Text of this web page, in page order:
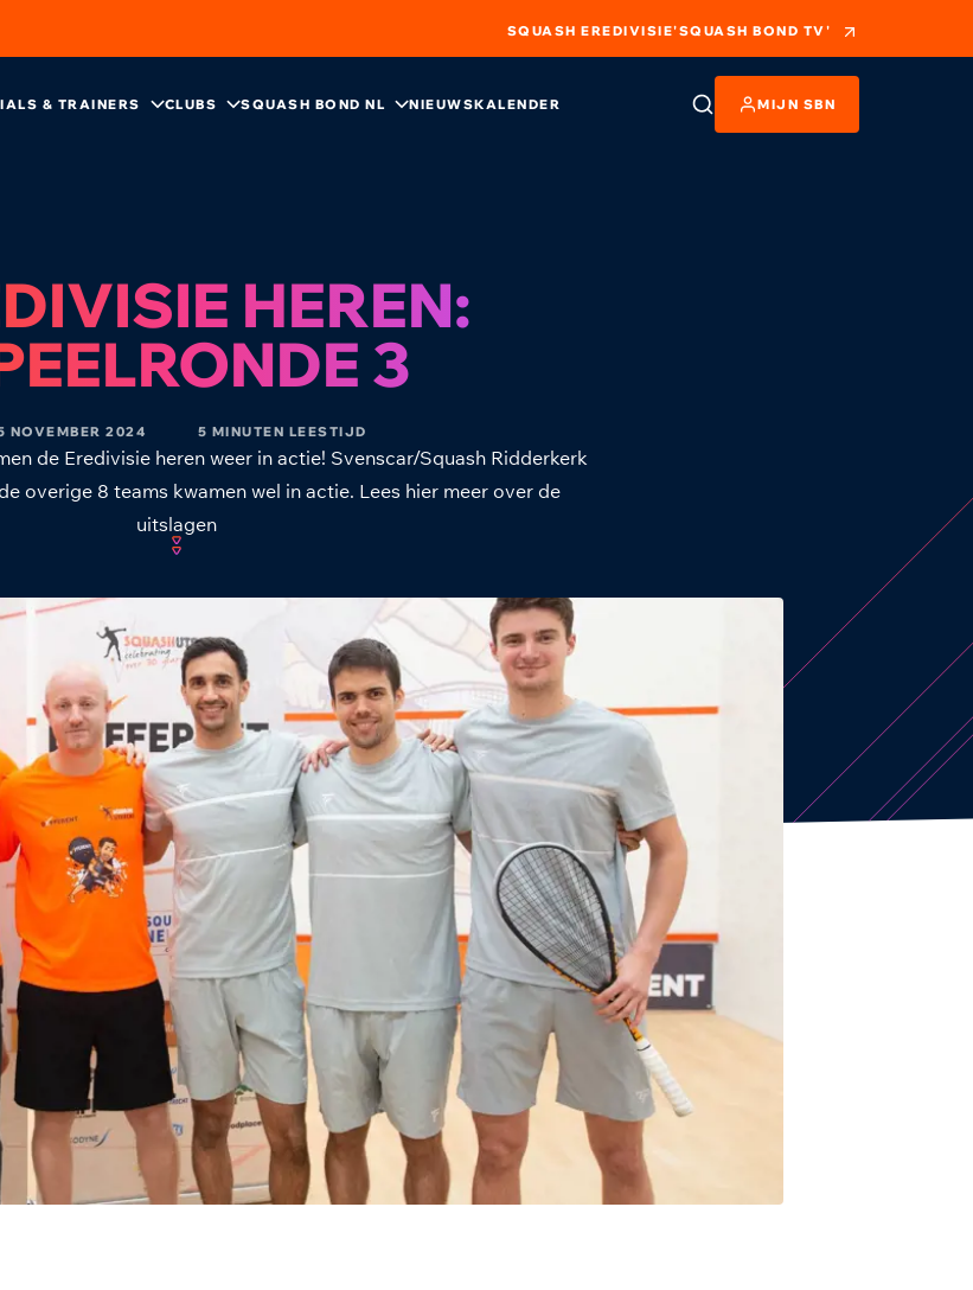
SQUASH EREDIVISIE'SQUASH BOND TV'
& TRAINERS CLUBS SQUASH BOND NL NIEUWSKALENDER MIJN SBN
HEREN:
3
NOVEMBER 2024 5 MINUTEN LEESTIJD
de Eredivisie heren weer in actie! Svenscar/Squash Ridderkerk
overige 8 teams kwamen wel in actie. Lees hier meer over de
uitslagen